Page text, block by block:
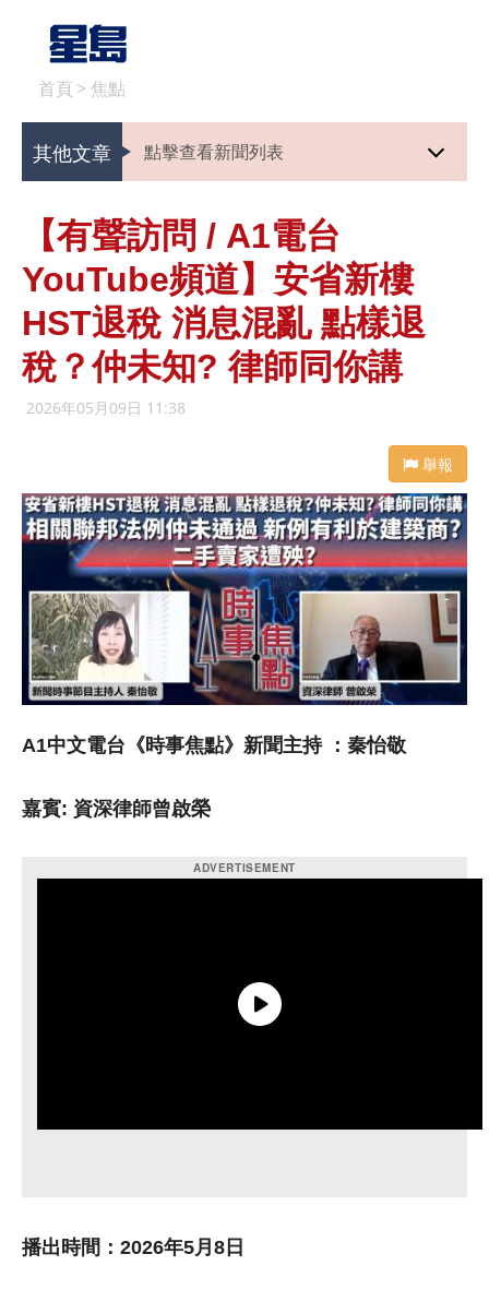
首頁 > 焦點
其他文章 點擊查看新聞列表
【有聲訪問 / A1電台
YouTube頻道】安省新樓
HST退稅 消息混亂 點樣退
稅？仲未知? 律師同你講
2026年05月09日 11:38
舉報
A1中文電台《時事焦點》新聞主持 ：秦怡敬
嘉賓: 資深律師曾啟榮
播出時間： 2026年5月8日